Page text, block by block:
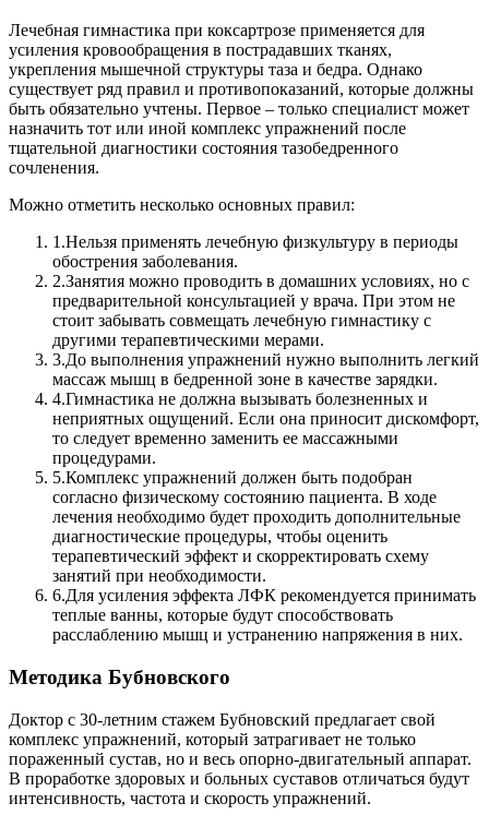
Лечебная гимнастика при коксартрозе применяется для
усиления кровообращения в пострадавших тканях,
укрепления мышечной структуры таза и бедра. Однако
существует ряд правил и противопоказаний, которые должны
быть обязательно учтены. Первое – только специалист может
назначить тот или иной комплекс упражнений после
тщательной диагностики состояния тазобедренного
сочленения.
Можно отметить несколько основных правил:
1.Нельзя применять лечебную физкультуру в периоды
обострения заболевания.
2.Занятия можно проводить в домашних условиях, но с
предварительной консультацией у врача. При этом не
стоит забывать совмещать лечебную гимнастику с
другими терапевтическими мерами.
3.До выполнения упражнений нужно выполнить легкий
массаж мышц в бедренной зоне в качестве зарядки.
4.Гимнастика не должна вызывать болезненных и
неприятных ощущений. Если она приносит дискомфорт,
то следует временно заменить ее массажными
процедурами.
5.Комплекс упражнений должен быть подобран
согласно физическому состоянию пациента. В ходе
лечения необходимо будет проходить дополнительные
диагностические процедуры, чтобы оценить
терапевтический эффект и скорректировать схему
занятий при необходимости.
6.Для усиления эффекта ЛФК рекомендуется принимать
теплые ванны, которые будут способствовать
расслаблению мышц и устранению напряжения в них.
Методика Бубновского
Доктор с 30-летним стажем Бубновский предлагает свой
комплекс упражнений, который затрагивает не только
пораженный сустав, но и весь опорно-двигательный аппарат.
В проработке здоровых и больных суставов отличаться будут
интенсивность, частота и скорость упражнений.